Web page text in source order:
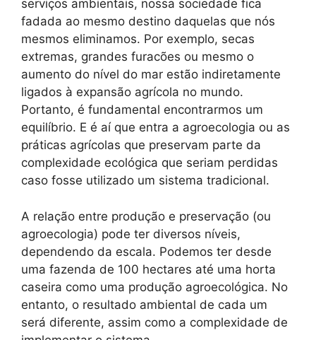
serviços ambientais, nossa sociedade fica
fadada ao mesmo destino daquelas que nós
mesmos eliminamos. Por exemplo, secas
extremas, grandes furacões ou mesmo o
aumento do nível do mar estão indiretamente
ligados à expansão agrícola no mundo.
Portanto, é fundamental encontrarmos um
equilíbrio. E é aí que entra a agroecologia ou as
práticas agrícolas que preservam parte da
complexidade ecológica que seriam perdidas
caso fosse utilizado um sistema tradicional.
A relação entre produção e preservação (ou
agroecologia) pode ter diversos níveis,
dependendo da escala. Podemos ter desde
uma fazenda de 100 hectares até uma horta
caseira como uma produção agroecológica. No
entanto, o resultado ambiental de cada um
será diferente, assim como a complexidade de